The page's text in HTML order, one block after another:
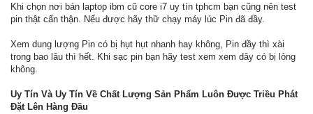
Khi chọn nơi bán laptop ibm cũ core i7 uy tín tphcm bạn cũng nên test
pin thật cẩn thận. Nếu được hãy thữ chạy máy lúc Pin đã đầy.
Xem dung lượng Pin có bị hụt hụt nhanh hay không, Pin đầy thì xài
trong bao lâu thì hết. Khi sạc pin bạn hãy test xem xem dây có bị lỏng
không.
Uy Tín Và Uy Tín Về Chất Lượng Sản Phẩm Luôn Được Triều Phát
Đặt Lên Hàng Đầu